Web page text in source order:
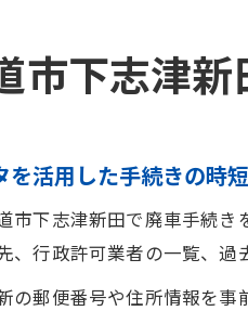
市下志津
を活用した手続きの時
市下志津新田で廃車手続
、行政許可業者の一覧、過
の郵便番号や住所情報を事